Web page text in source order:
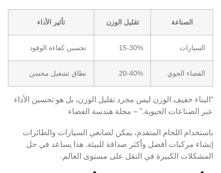
الصناعة تقليل الوزن تأثير الأداء
السيارات 15-30% تحسين كفاءة الوقود
الفضاء الجوي 20-40% نطاق تشغيل محسن
“البناء خفيف الوزن ليس مجرد تقليل الوزن، بل هو تحسين الأداء
عبر الصناعات الحيوية.” – مجلة هندسة الفضاء
باستخدام اللحام المتقدم، يمكن لصانعي السيارات والطائرات
إنشاء مركبات أفضل وأكثر صداقة للبيئة. هذا يساعد في حل
المشكلات الكبيرة في النقل على مستوى العالم.